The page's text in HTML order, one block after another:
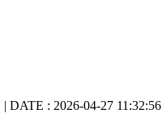
DATE : 2026-04-27 11:32:56